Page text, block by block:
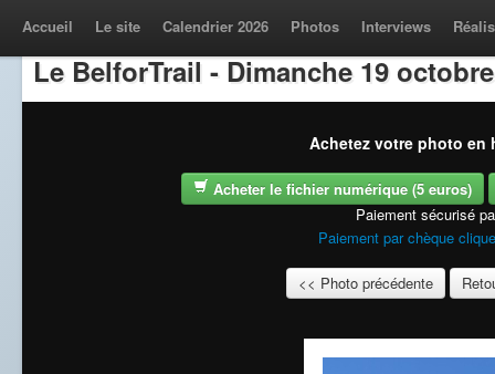
Accueil Le site Calendrier 2026 Photos Interviews
Le BelforTrail - Dimanche 19
Achetez votre photo en
Acheter le fichier numérique (5 euros)
Paiement sécurisé
Paiement par chèque
<< Photo précédente